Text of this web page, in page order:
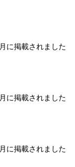
に掲載されました
に掲載されました
に掲載されました